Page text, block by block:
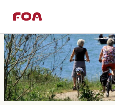
til
hovedindhold
til
hovedmenu
Sektions
menu
FOA Guldborgsund